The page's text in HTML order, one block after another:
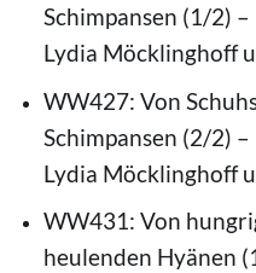
Schimpansen (1/2)
Lydia Möcklinghoff
WW427: Von
Schimpansen (2/2)
Lydia Möcklinghoff
WW431: Von
heulenden Hyänen